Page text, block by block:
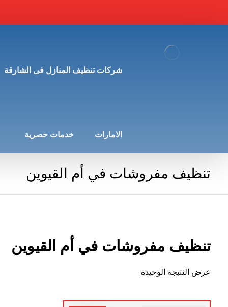
شركات تنظيف المنازل فى الشارقة
الامارات خدمات حصرية
تنظيف مفروشات في أم القيوين
تنظيف مفروشات في أم القيوين
عرض النتيجة الوحيدة